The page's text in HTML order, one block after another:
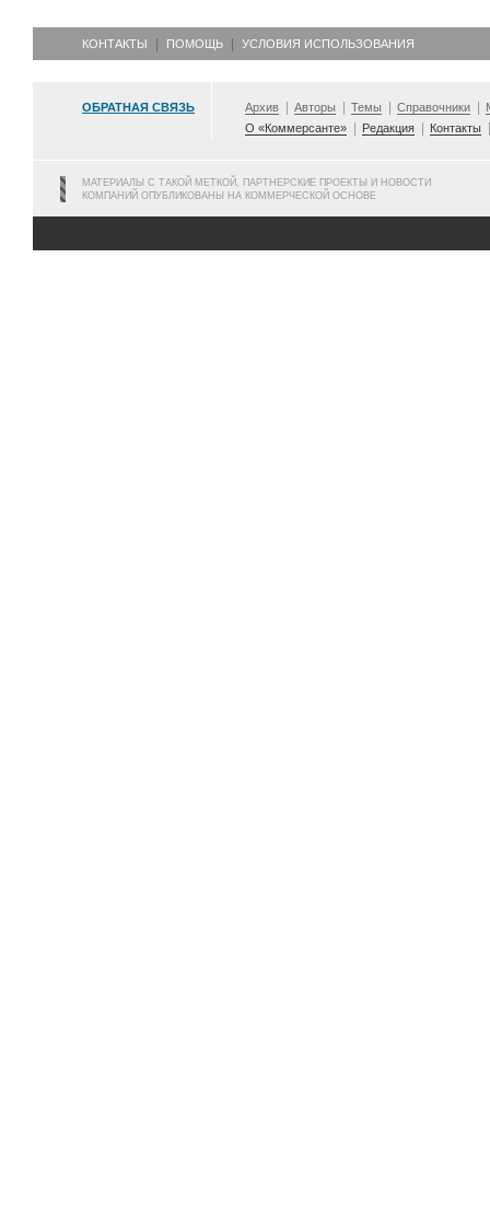
КОНТАКТЫ ПОМОЩЬ УСЛОВИЯ ИСПОЛЬЗОВАНИЯ
ОБРАТНАЯ СВЯЗЬ Архив Авторы Темы Справочники
О «Коммерсанте»
Редакция Контакты
МАТЕРИАЛЫ С ТАКОЙ МЕТКОЙ, ПАРТНЕРСКИЕ ПРОЕКТЫ И НОВОСТИ
КОМПАНИЙ ОПУБЛИКОВАНЫ НА КОММЕРЧЕСКОЙ ОСНОВЕ